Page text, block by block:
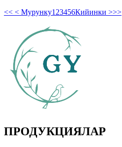
<< < Мурунку1 23456Кийинки >>>
ПРОДУКЦИЯЛАР